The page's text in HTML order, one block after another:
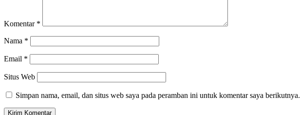
Komentar *
Nama *
Email *
Situs Web
Simpan nama, email, dan situs web saya pada peramban ini untuk komentar saya berikutnya.